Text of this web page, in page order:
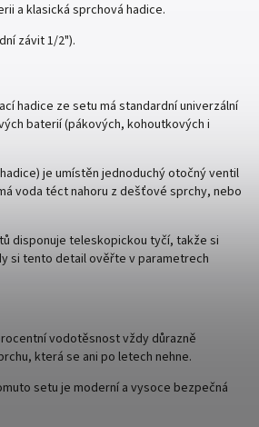
a klasická sprchová hadice.
závit 1/2").
hadice ze setu má standardní univerzální
baterií (pákových, kohoutkových i
je umístěn jednoduchý otočný ventil
voda téct nahoru z dešťové sprchy, nebo
disponuje teleskopickou tyčí, takže si
si tento detail ověřte v parametrech
vodotěsnost vždy důrazně
která se ani po letech nehne.
setu je moderní a vysoce bezpečná